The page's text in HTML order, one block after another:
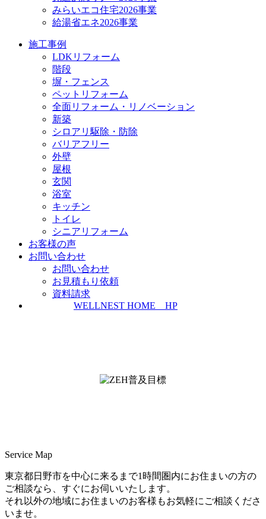
みらいエコ住宅2026事業
給湯省エネ2026事業
施工事例
LDKリフォーム
階段
塀・フェンス
ペットリフォーム
全面リフォーム・リノベーション
新築
シロアリ駆除・防除
バリアフリー
外壁
屋根
玄関
浴室
キッチン
トイレ
シニアリフォーム
お客様の声
お問い合わせ
お問い合わせ
お見積もり依頼
資料請求
WELLNEST HOME HP
Service Map
東京都日野市を中心に来るまで1時間圏内にお住まいの方の
ご相談なら、すぐにお伺いいたします。
それ以外の地域にお住まいのお客様もお気軽にご相談くださ
いませ。